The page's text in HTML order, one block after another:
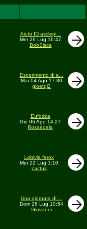
Aiuto ID asclepi...
Mer 29 Lug 16:47
BobSisca
Esperimento di a...
Mar 04 Ago 17:30
gioetgi2
Euforbia
Gio 06 Ago 14:27
Rosaedela
Lobivia ferox
Mer 22 Lug 1:10
cactus
Una giornata di ...
Dom 26 Lug 10:54
Giovanni